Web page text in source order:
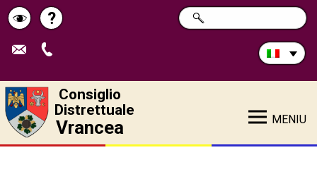
Schimbă
contrastul
Pagina
de
?
Cerca
nel
RICERCA
Consiglio
Distrettuale
Vrancea MENIU